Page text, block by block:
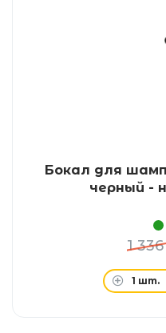
Бокал для
черный -
1
1 шт.